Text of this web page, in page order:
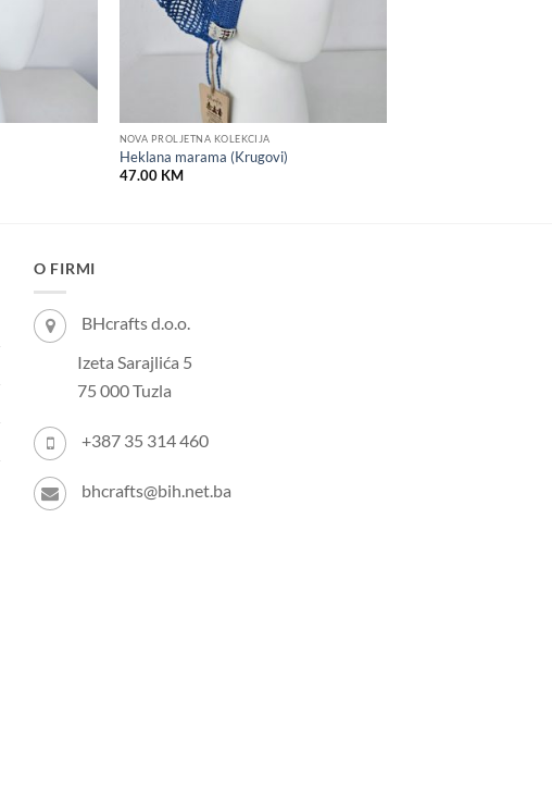
NOVA PROLJETNA KOLEKCIJA
Heklana marama (Krugovi)
47.00 KM
O FIRMI
BHcrafts d.o.o.
Izeta Sarajlića 5
75 000 Tuzla
+387 35 314 460
bhcrafts@bih.net.ba